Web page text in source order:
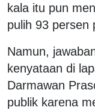
kala itu pun
pulih 93 persen
Namun,
kenyataan di
Darmawan
publik karena